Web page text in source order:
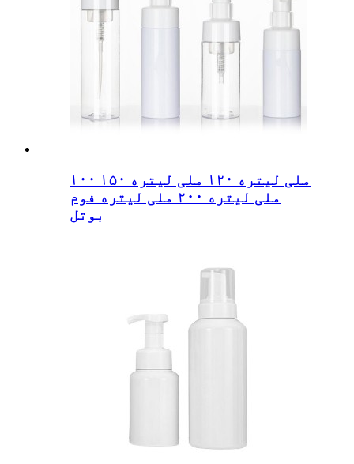
۱۰۰ ملی لیتره ۱۲۰ ملی لیتره ۱۵۰
ملی لیتره ۲۰۰ ملی لیتره فوم
بوتل